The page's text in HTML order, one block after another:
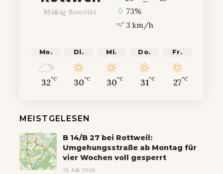
Mäßig Bewölkt
73%
3 km/h
Mo.
32°C
Di.
30°C
Mi.
30°C
Do.
31°C
Fr.
27°C
MEISTGELESEN
B 14/B 27 bei Rottweil:
Umgehungsstraße ab Montag für
vier Wochen voll gesperrt
31. Juli 2026